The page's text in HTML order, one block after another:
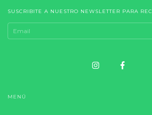
SUSCRIBITE A NUESTRO NEWSLETTER PARA
MENÚ